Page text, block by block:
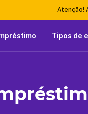
Atenção!
Tipos de